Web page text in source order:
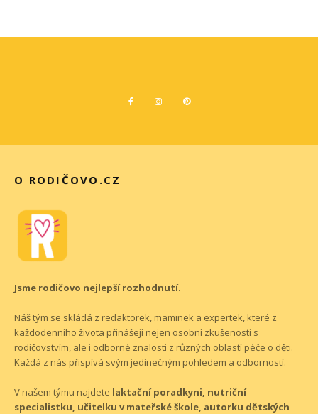
O RODIČOVO.CZ
Jsme rodičovo nejlepší rozhodnutí.
Náš tým se skládá z redaktorek, maminek a expertek, které z
každodenního života přinášejí nejen osobní zkušenosti s
rodičovstvím, ale i odborné znalosti z různých oblastí péče o děti.
Každá z nás přispívá svým jedinečným pohledem a odborností.
V našem týmu najdete laktační poradkyni, nutriční
specialistku, učitelku v mateřské škole, autorku dětských